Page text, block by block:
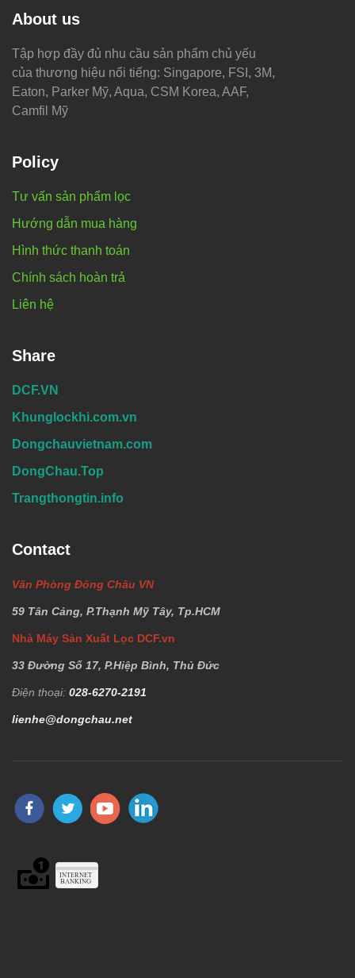
About us
Tập hợp đầy đủ nhu cầu sản phẩm chủ yếu
của thương hiệu nổi tiếng: Singapore, FSI, 3M,
Eaton, Parker Mỹ, Aqua, CSM Korea, AAF,
Camfil Mỹ
Policy
Tư vấn sản phẩm lọc
Hướng dẫn mua hàng
Hình thức thanh toán
Chính sách hoàn trả
Liên hệ
Share
DCF.VN
Khunglockhi.com.vn
Dongchauvietnam.com
DongChau.Top
Trangthongtin.info
Contact
Văn Phòng Đông Châu VN
59 Tân Cảng, P.Thạnh Mỹ Tây, Tp.HCM
Nhà Máy Sản Xuất Lọc DCF.vn
33 Đường Số 17, P.Hiệp Bình, Thủ Đức
Điện thoại: 028-6270-2191
lienhe@dongchau.net